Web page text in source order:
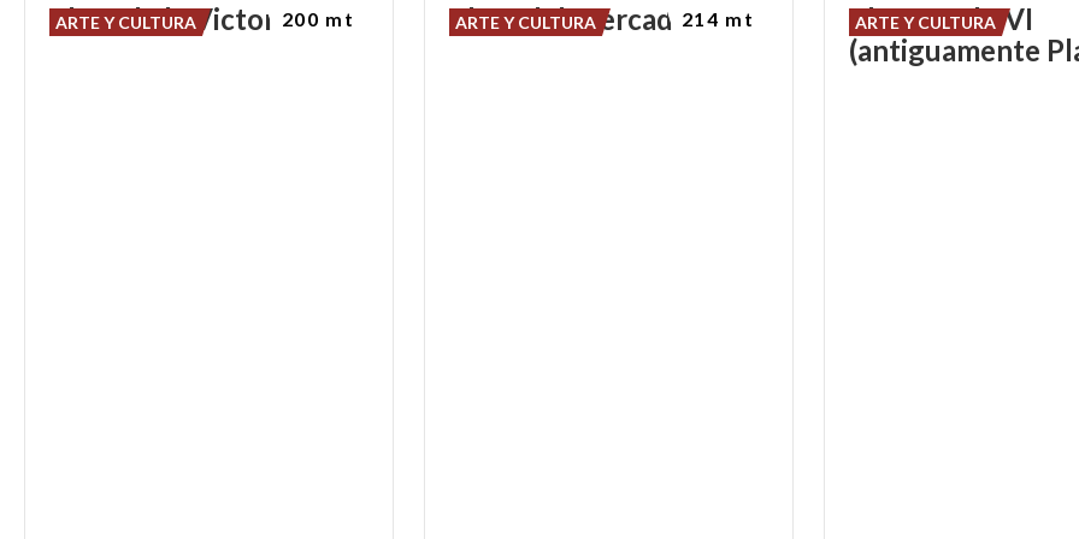
PlazadelaVictoria
ARTE Y CULTURA 200 mt PlazadelMercado
ARTE Y CULTURA 214 mt
Plaza Paolo VI
ARTE Y CULTURA